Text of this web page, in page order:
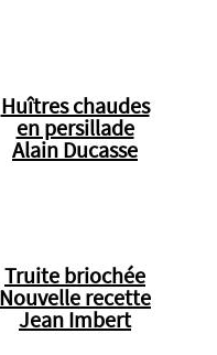
Huîtres chaudes
en persillade
Alain Ducasse
Truite briochée
Nouvelle recette
Jean Imbert